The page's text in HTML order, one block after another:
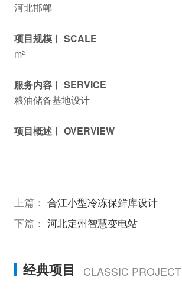
河北邯郸
项目规模︱ SCALE
m²
服务内容︱ SERVICE
粮油储备基地设计
项目概述︱ OVERVIEW
上篇： 合江小型冷冻保鲜库设计
下篇： 河北定州智慧变电站
经典项目 CLASSIC PROJECT